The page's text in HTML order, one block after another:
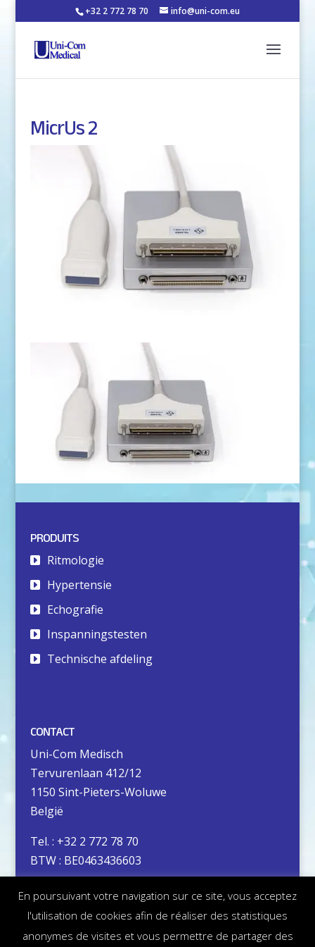
+32 2 772 78 70 info@uni-com.eu
MicrUs 2
PRODUITS
Ritmologie
Hypertensie
Echografie
Inspanningstesten
Technische afdeling
CONTACT
Uni-Com Medisch
Tervurenlaan 412/12
1150 Sint-Pieters-Woluwe
België
Tel. : +32 2 772 78 70
BTW : BE0463436603
Privacybeleid
Juridische informatie
En poursuivant votre navigation sur ce site, vous acceptez
l'utilisation de cookies afin de réaliser des statistiques
anonymes de visites et vous permettre de partager des